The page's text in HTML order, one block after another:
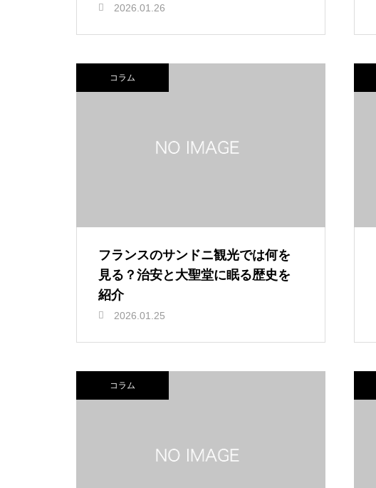
2026.01.26
コラム
フランスのサンドニ観光では何を
見る？治安と大聖堂に眠る歴史を
紹介
2026.01.25
コラム